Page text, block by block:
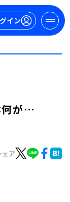
イン
何が…
ェア